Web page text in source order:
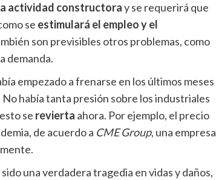
actividad constructoray se requerirá que
se estimulará el empleo y el
son previsibles otros problemas, como
demanda.
empezado a frenarse en los últimos meses
No había tanta presión sobre los industriales
se revierta ahora. Por ejemplo, el precio
de acuerdo a CME Group, una empresa
sido una verdadera tragedia en vidas y daños,